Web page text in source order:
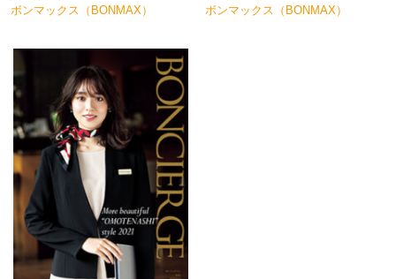
ボンマックス（BONMAX）
ボンマックス（BONMAX）